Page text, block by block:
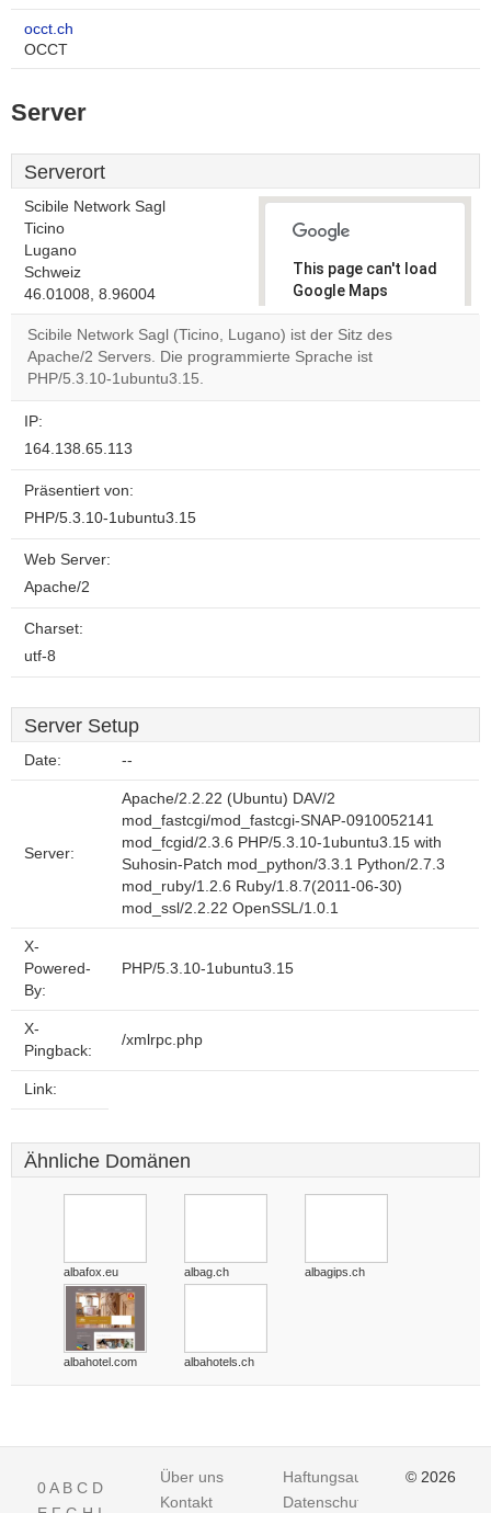
occt.ch
OCCT
Server
Serverort
Scibile Network Sagl
Ticino
Lugano
Schweiz
46.01008, 8.96004
This page can't load
Google Maps
correctly.
Do you
Scibile Network Sagl (Ticino, Lugano) ist der Sitz des
Apache/2 Servers. Die programmierte Sprache ist
PHP/5.3.10-1ubuntu3.15.
IP:
164.138.65.113
Präsentiert von:
PHP/5.3.10-1ubuntu3.15
Web Server:
Apache/2
Charset:
utf-8
Server Setup
Date: --
Server:
Apache/2.2.22 (Ubuntu) DAV/2
mod_fastcgi/mod_fastcgi-SNAP-0910052141
mod_fcgid/2.3.6 PHP/5.3.10-1ubuntu3.15 with
Suhosin-Patch mod_python/3.3.1 Python/2.7.3
mod_ruby/1.2.6 Ruby/1.8.7(2011-06-30)
mod_ssl/2.2.22 OpenSSL/1.0.1
X-
Powered-
By:
PHP/5.3.10-1ubuntu3.15
X-
Pingback:
/xmlrpc.php
Link:
Ähnliche Domänen
albafox.eu albag.ch albagips.ch
albahotel.com albahotels.ch
0A B C D
Über uns
Kontakt
Haftungsausschluss
Datenschutz
© 2026